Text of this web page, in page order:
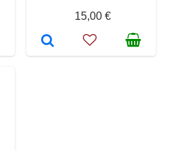
15,00 €